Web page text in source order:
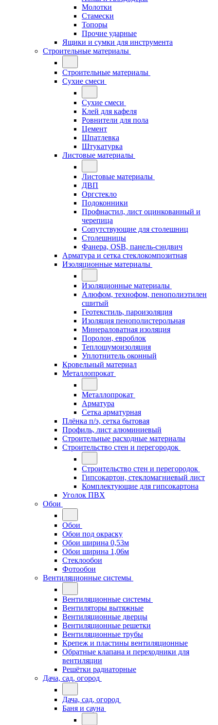
Молотки
Стамески
Топоры
Прочие ударные
Ящики и сумки для инструмента
Строительные материалы
Строительные материалы
Сухие смеси
Сухие смеси
Клей для кафеля
Ровнители для пола
Цемент
Шпатлевка
Штукатурка
Листовые материалы
Листовые материалы
ДВП
Оргстекло
Подоконники
Профнастил, лист оцинкованный и
черепица
Сопутствующие для столешниц
Столешницы
Фанера, OSB, панель-сэндвич
Арматура и сетка стеклокомпозитная
Изоляционные материалы
Изоляционные материалы
Алюфом, технофом, пенополиэтилен
сшитый
Геотекстиль, пароизоляция
Изоляция пенополистерольная
Минераловатная изоляция
Поролон, евроблок
Теплошумоизоляция
Уплотнитель оконный
Кровельный материал
Металлопрокат
Металлопрокат
Арматура
Сетка арматурная
Плёнка п/э, сетка бытовая
Профиль, лист алюминиевый
Строительные расходные материалы
Строительство стен и перегородок
Строительство стен и перегородок
Гипсокартон, стекломагниевый лист
Комплектующие для гипсокартона
Уголок ПВХ
Обои
Обои
Обои под окраску
Обои ширина 0,53м
Обои ширина 1,06м
Стеклообои
Фотообои
Вентиляционные системы
Вентиляционные системы
Вентиляторы вытяжные
Вентиляционные дверцы
Вентиляционные решетки
Вентиляционные трубы
Крепеж и пластины вентиляционные
Обратные клапана и переходники для
вентиляции
Решётки радиаторные
Дача, сад, огород
Дача, сад, огород
Баня и сауна